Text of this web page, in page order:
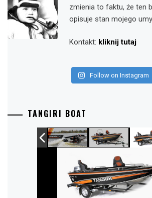
zmienia to faktu, że ten
opisuje stan mojego
Kontakt: kliknij tutaj
Follow on Instagram
TANGIRI BOAT